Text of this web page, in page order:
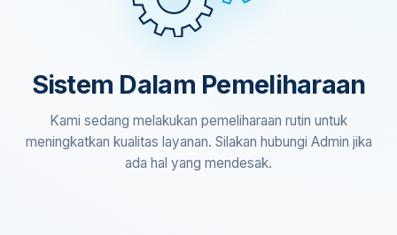
Sistem Dalam Pemeliharaan
Kami sedang melakukan pemeliharaan rutin untuk
meningkatkan kualitas layanan. Silakan hubungi Admin jika
ada hal yang mendesak.